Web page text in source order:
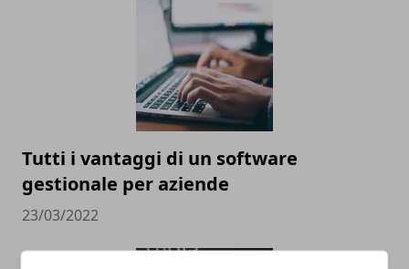
Tutti i vantaggi di un software
gestionale per aziende
23/03/2022